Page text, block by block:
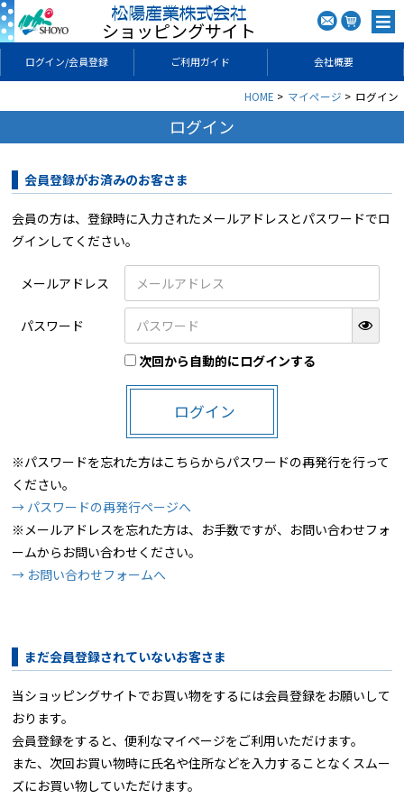
ショッピングサイト
ログイン/会員登録 ご利用ガイド 会社概要
HOME マイページ ログイン
ログイン
会員登録がお済みのお客さま
会員の方は、登録時に入力されたメールアドレスとパスワードでロ
グインしてください。
メールアドレス
パスワード
次回から自動的にログインする
ログイン
※パスワードを忘れた方はこちらからパスワードの再発行を行って
ください。
→ パスワードの再発行ページへ
※メールアドレスを忘れた方は、お手数ですが、お問い合わせフォ
ームからお問い合わせください。
→ お問い合わせフォームへ
まだ会員登録されていないお客さま
当ショッピングサイトでお買い物をするには会員登録をお願いして
おります。
会員登録をすると、便利なマイページをご利用いただけます。
また、次回お買い物時に氏名や住所などを入力することなくスムー
ズにお買い物していただけます。